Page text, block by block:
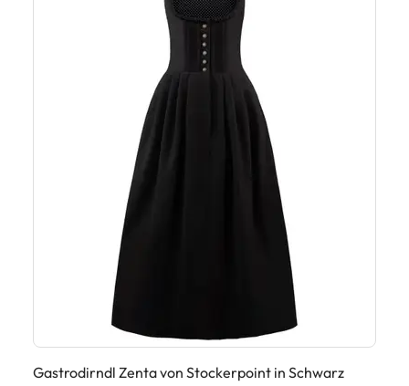
Gastrodirndl Zenta von Stockerpoint in Schwarz